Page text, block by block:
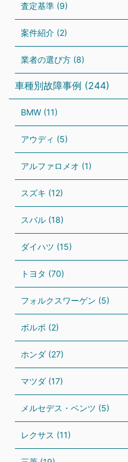
査定基準 (9)
案件紹介 (2)
業者の選び方 (8)
車種別故障事例 (244)
BMW (11)
アウディ (5)
アルファロメオ (1)
スズキ (12)
スバル (18)
ダイハツ (15)
トヨタ (70)
フォルクスワーゲン (5)
ボルボ (2)
ホンダ (27)
マツダ (17)
メルセデス・ベンツ (5)
レクサス (11)